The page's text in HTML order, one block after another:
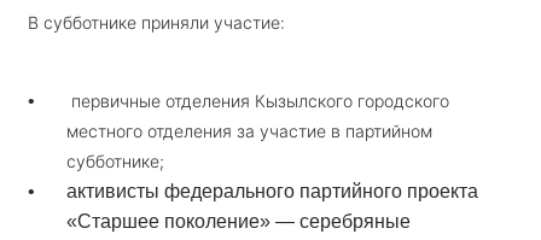
В субботнике приняли участие:
первичные отделения Кызылского городского
местного отделения за участие в партийном
субботнике;
активисты федерального партийного проекта
«Старшее поколение» — серебряные